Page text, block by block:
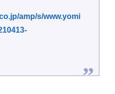
amp/s/www.yomi